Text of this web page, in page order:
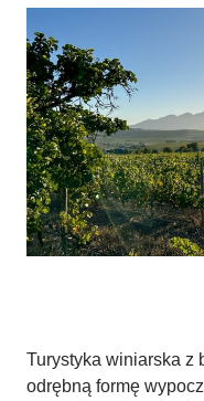
Turystyka winiarska z
odrębną formę